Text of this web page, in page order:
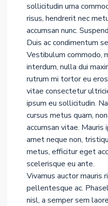
sollicitudin urna
risus, hendrerit nec
accumsan nunc.
Duis ac condimentum
Vestibulum commodo,
interdum, nulla dui
rutrum mi tortor eu
vitae consectetur
ipsum eu sollicitudin.
cursus metus quam,
accumsan vitae.
amet neque non,
metus, efficitur eget
scelerisque eu ante.
Vivamus auctor mauris
pellentesque ac.
nisl, a semper sem